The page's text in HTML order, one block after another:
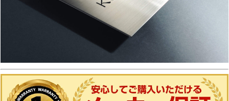
ル・スクエアタイプL・ステンレスバー付き表
札・ステンレス切文字表札・ステンレスアルフ
ァベット表札・アクリル3D表札 等
【三協アルミ】
ステンレス銘板・アクリル銘板・切り文字（ス
テンレス）銘板・ステンレス+木調（フレーム
レス+ガラス・ステンレス+ガラス（ステンレス
埋め込みタイプ）銘板・ステンレス+瓦（いぶ
し瓦）銘板・ステンレス+御影石（ステンレス
埋め込みタイプ）銘板・ステンレス+黒御影石